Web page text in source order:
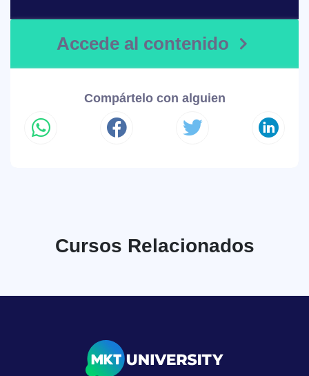
Accede al contenido
Compártelo con alguien
Cursos Relacionados